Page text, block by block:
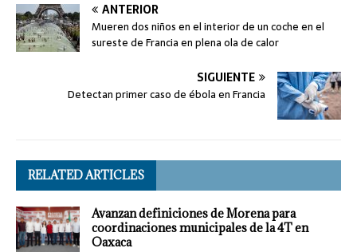
ANTERIOR
Mueren dos niños en el interior de un coche en el
sureste de Francia en plena ola de calor
SIGUIENTE
Detectan primer caso de ébola en Francia
RELATED ARTICLES
Avanzan definiciones de Morena para
coordinaciones municipales de la 4T en
Oaxaca